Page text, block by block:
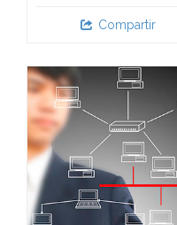
Compartir